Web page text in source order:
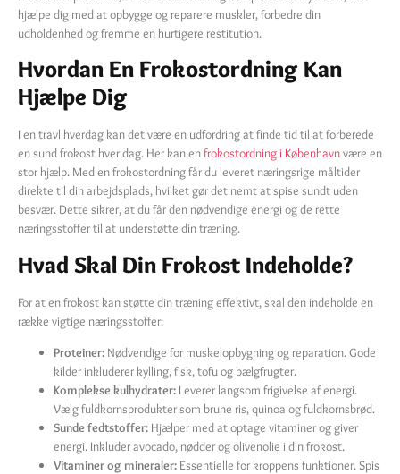
hjælpe dig med at opbygge og reparere muskler, forbedre din
udholdenhed og fremme en hurtigere restitution.
Hvordan En Frokostordning Kan
Hjælpe Dig
I en travl hverdag kan det være en udfordring at finde tid til at forberede
en sund frokost hver dag. Her kan enfrokostordning i Københavnvære en
stor hjælp. Med en frokostordning får du leveret næringsrige måltider
direkte til din arbejdsplads, hvilket gør det nemt at spise sundt uden
besvær. Dette sikrer, at du får den nødvendige energi og de rette
næringsstoffer til at understøtte din træning.
Hvad Skal Din Frokost Indeholde?
For at en frokost kan støtte din træning effektivt, skal den indeholde en
række vigtige næringsstoffer:
Proteiner: Nødvendige for muskelopbygning og reparation. Gode
kilder inkluderer kylling, fisk, tofu og bælgfrugter.
Komplekse kulhydrater: Leverer langsom frigivelse af energi.
Vælg fuldkornsprodukter som brune ris, quinoa og fuldkornsbrød.
Sunde fedtstoffer: Hjælper med at optage vitaminer og giver
energi. Inkluder avocado, nødder og olivenolie i din frokost.
Vitaminer og mineraler: Essentielle for kroppens funktioner. Spis